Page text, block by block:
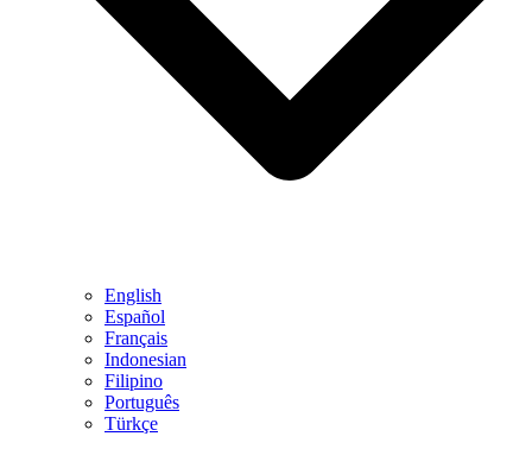
English
Español
Français
Indonesian
Filipino
Português
Türkçe